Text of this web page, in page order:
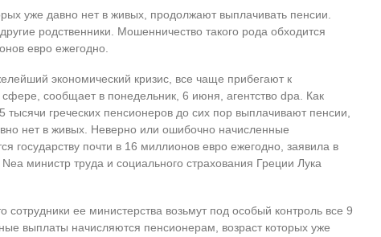
уже давно нет в живых, продолжают выплачивать пенсии.
родственники. Мошенничество такого рода обходится
евро ежегодно.
экономический кризис, все чаще прибегают к
сообщает в понедельник, 6 июня, агентство dpa. Как
тысячи греческих пенсионеров до сих пор выплачивают пенсии,
нет в живых. Неверно или ошибочно начисленные
государству почти в 16 миллионов евро ежегодно, заявила в
Nea министр труда и социального страхования Греции Лука
сотрудники ее министерства возьмут под особый контроль все 9
выплаты начисляются пенсионерам, возраст которых уже